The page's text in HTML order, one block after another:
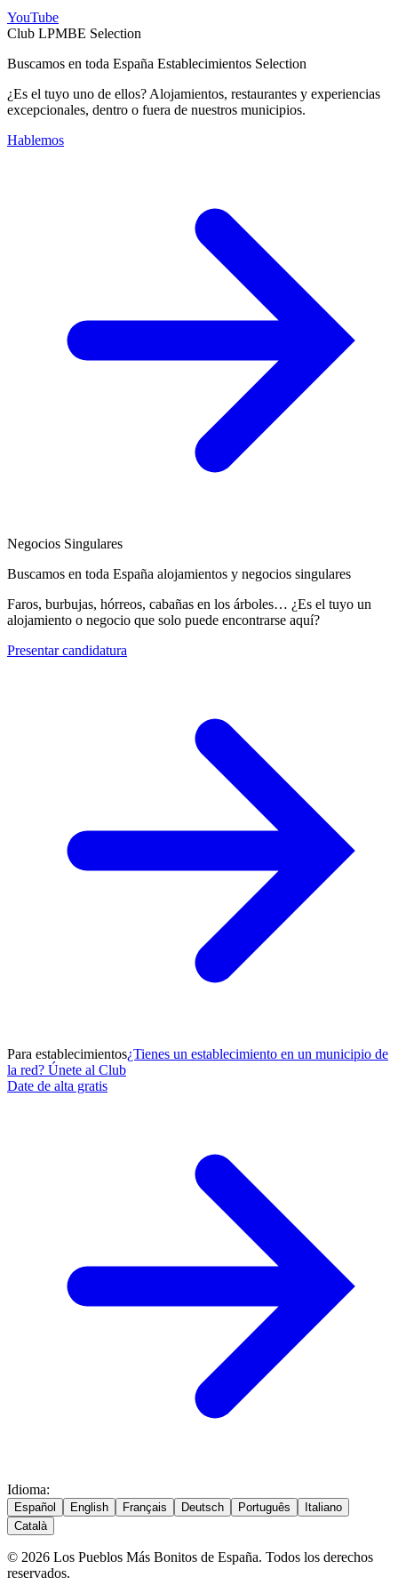
YouTube
Club LPMBE Selection
Buscamos en toda España Establecimientos Selection
¿Es el tuyo uno de ellos? Alojamientos, restaurantes y experiencias
excepcionales, dentro o fuera de nuestros municipios.
Hablemos
Negocios Singulares
Buscamos en toda España alojamientos y negocios singulares
Faros, burbujas, hórreos, cabañas en los árboles… ¿Es el tuyo un
alojamiento o negocio que solo puede encontrarse aquí?
Presentar candidatura
Para establecimientos¿Tienes un establecimiento en un municipio de
la red? Únete al Club
Date de alta gratis
Idioma:
Español English Français Deutsch Português
Italiano
Català
© 2026 Los Pueblos Más Bonitos de España. Todos los derechos
reservados.